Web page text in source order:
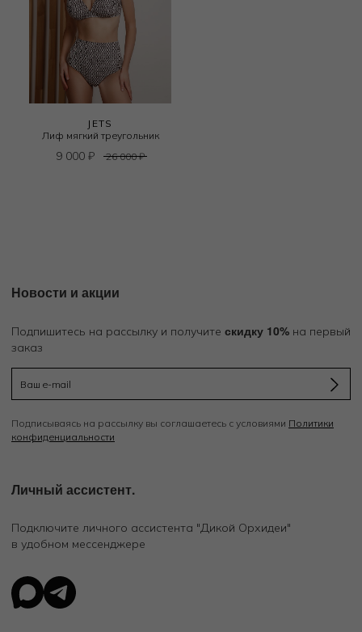
JETS
Лиф мягкий треугольник
9 000 ₽ 26 000₽
Новости и акции
Подпишитесь на рассылку и получите скидку 10% на первый
заказ
Подписываясь на рассылку вы соглашаетесь с условиями Политики
конфиденциальности
Личный ассистент.
Подключите личного ассистента "Дикой Орхидеи"
в удобном мессенджере